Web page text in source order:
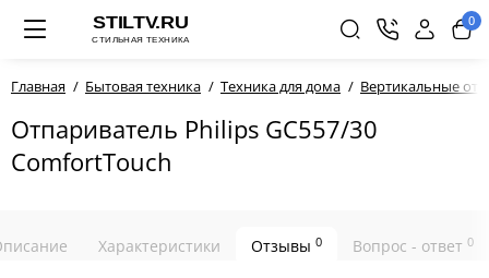
0
Главная Бытовая техника Техника для дома Вертикальные
Отпариватель Philips GC557/30
ComfortTouch
Характеристики Отзывы 0 Вопрос - ответ 0